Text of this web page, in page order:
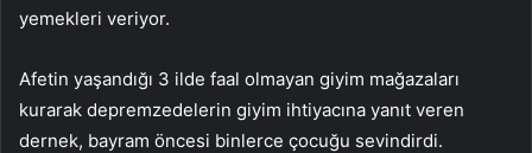
yemekleri veriyor.
Afetin yaşandığı 3 ilde faal olmayan giyim mağazaları
kurarak depremzedelerin giyim ihtiyacına yanıt veren
dernek, bayram öncesi binlerce çocuğu sevindirdi.